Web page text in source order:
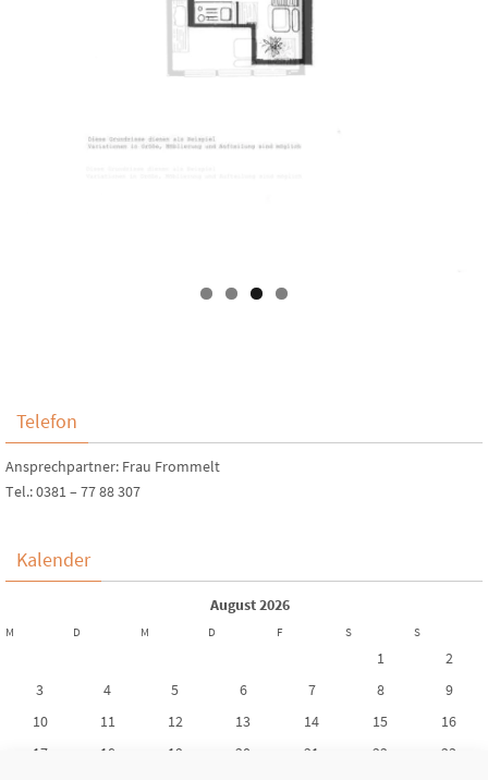
Telefon
Ansprechpartner: Frau Frommelt
Tel.: 0381 – 77 88 307
Kalender
August 2026
M D M D F S S
1
2
3
4 5 6 7 8
9
10
11 12 13 14 15
16
17
18 19 20 21 22
23